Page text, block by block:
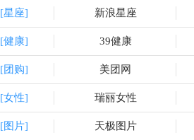
[星座] 新浪星座
[健康] 39健康
[团购] 美团网
[女性] 瑞丽女性
[图片] 天极图片